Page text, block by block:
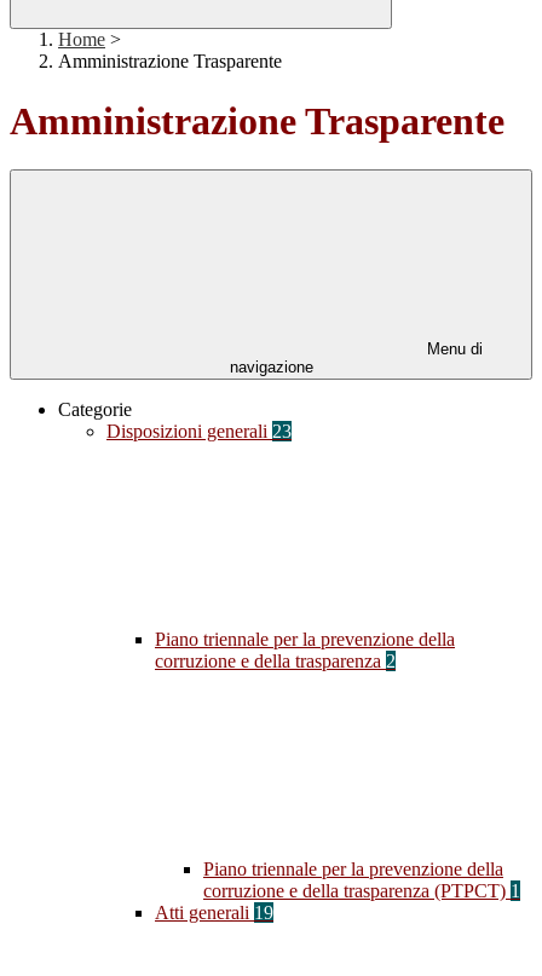
Home >
Amministrazione Trasparente
Amministrazione Trasparente
Menu di
navigazione
Categorie
Disposizioni generali 23
Piano triennale per la prevenzione della
corruzione e della trasparenza 2
Piano triennale per la prevenzione della
corruzione e della trasparenza (PTPCT) 1
Atti generali 19